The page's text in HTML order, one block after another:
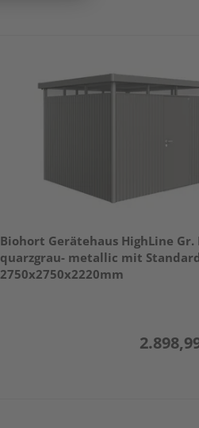
Biohort Gerätehaus HighLine Gr.
quarzgrau- metallic mit
2750x2750x2220mm